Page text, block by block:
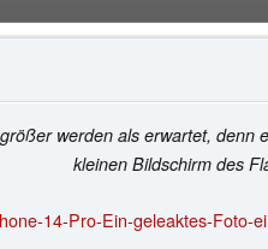
werden als erwartet,
kleinen Bildschirm des
14-Pro-Ein-geleaktes-